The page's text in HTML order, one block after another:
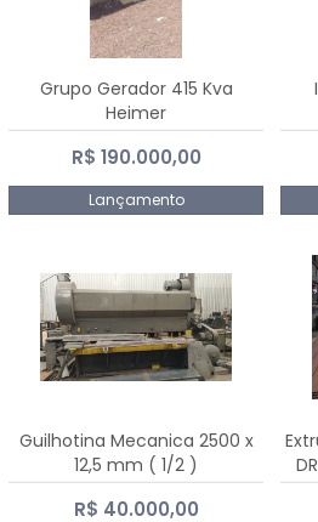
Grupo Gerador 415 Kva
Heimer
R$ 190.000,00
Lançamento
Guilhotina Mecanica 2500 x
12,5 mm ( 1/2 )
R$ 40.000,00